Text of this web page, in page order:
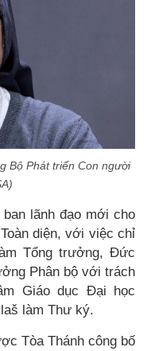
Bộ Phát triển Con người
lãnh đạo mới cho
diện, với việc chỉ
Tổng trưởng, Đức
Phân bộ với trách
Giáo dục Đại học
làm Thư ký.
Tòa Thánh công bố